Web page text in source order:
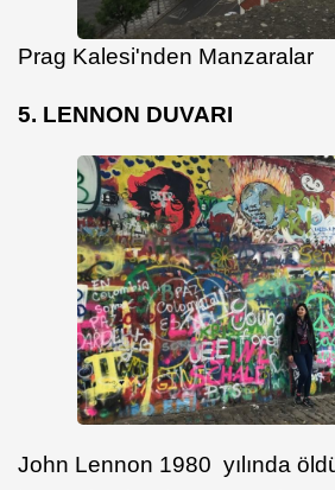
Prag Kalesi'nden Manzaralar
5. LENNON DUVARI
John Lennon 1980 yılında